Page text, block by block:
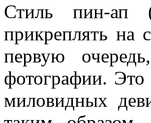
Стиль пин-ап
прикреплять на
первую
фотографии. Это
миловидных